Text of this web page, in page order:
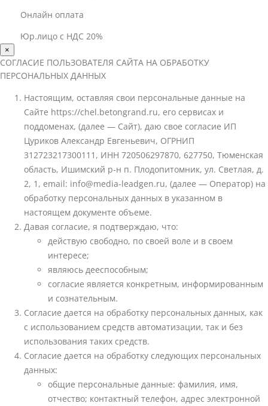
Онлайн оплата
Юр.лицо с НДС 20%
×
СОГЛАСИЕ ПОЛЬЗОВАТЕЛЯ САЙТА НА ОБРАБОТКУ
ПЕРСОНАЛЬНЫХ ДАННЫХ
Настоящим, оставляя свои персональные данные на
Сайте https://chel.betongrand.ru, его сервисах и
поддоменах, (далее — Сайт), даю свое согласие ИП
Цуриков Александр Евгеньевич, ОГРНИП
312723217300111, ИНН 720506297870, 627750, Тюменская
область, Ишимский р-н п. Плодопитомник, ул. Светлая, д.
2, 1, email: info@media-leadgen.ru, (далее — Оператор) на
обработку персональных данных в указанном в
настоящем документе объеме.
Давая согласие, я подтверждаю, что:
действую свободно, по своей воле и в своем
интересе;
являюсь дееспособным;
согласие является конкретным, информированным
и сознательным.
Согласие дается на обработку персональных данных, как
с использованием средств автоматизации, так и без
использования таких средств.
Согласие дается на обработку следующих персональных
данных:
общие персональные данные: фамилия, имя,
отчество; контактный телефон, адрес электронной